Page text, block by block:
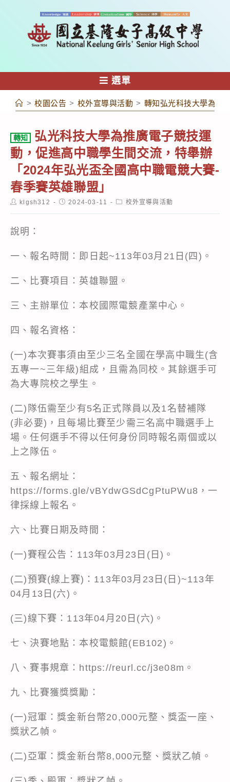
容
選單
> 校園公告 > 校外宣導與活動 > 轉知弘光科技大學為推
轉知
弘光科技大學為推廣電子競技運
動，促進高中職學生間交流，特舉辦
「2024年弘光盃全國高中職電競大賽-
春季賽英雄聯盟」
Postklgsh312
Post2024-03-11
Post校外宣導與活動
說明：
一、報名時間：即日起~113年03月21日(四)。
二、比賽項目：英雄聯盟。
三、主辦單位：本校國際電競產業中心。
四、報名資格：
(一)本次賽事須由至少三名全國在學高中職生(含
五專一~三年級)組成，且需為同校。其餘選手可
為大專院校之學生。
(二)隊伍需至少有5名正式隊員以及1名替補隊
(非必要)，且每場比賽至少需三名高中職選手上
場。任何選手不得以任何身份同時報名兩個或以
上之隊伍。
五、報名網址：
https://forms.gle/vBYdwGSdCgPtuPWu8，一
律採線上報名。
六、比賽日期及時間：
(一)賽程公告：113年03月23日(日)。
(二)預賽(線上賽)：113年03月23日(日)~113年
04月13日(六)。
(三)線下賽：113年04月20日(六)。
七、決賽地點：本校電競館(EB102)。
八、賽事規章：https://reurl.cc/j3e08m。
九、比賽獲獎獎勵：
(一)冠軍：獎金新台幣20,000元整、獎盃一座、
獎狀乙幀。
(二)亞軍：獎金新台幣8,000元整、獎狀乙幀。